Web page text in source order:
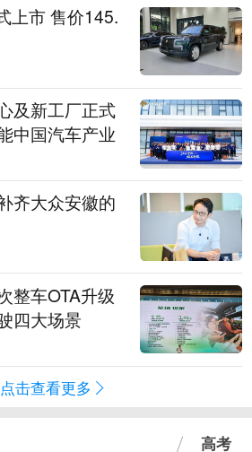
上市 售价145.
及新工厂正式
中国汽车产业
齐大众安徽的
整车OTA升级
四大场景
点击查看更多
高考